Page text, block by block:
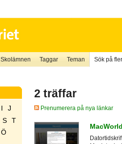
Skolämnen Taggar Teman Sök på
I
J
S
T
Ö
2 träffar
Prenumerera på nya länkar